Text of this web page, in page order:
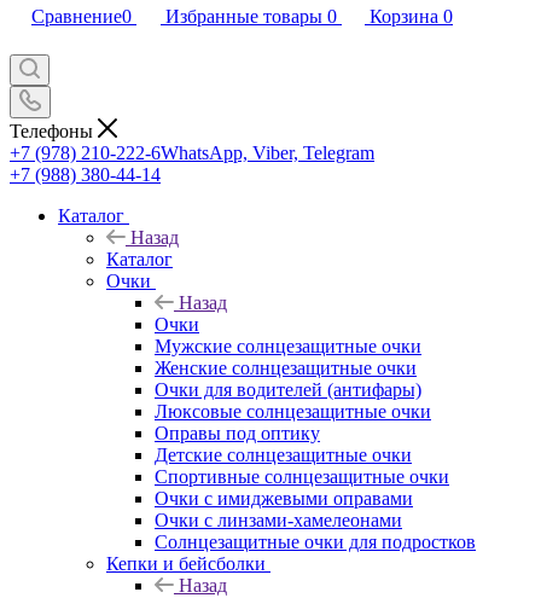
Сравнение0 Избранные товары 0 Корзина 0
Телефоны
+7 (978) 210-222-6WhatsApp, Viber, Telegram
+7 (988) 380-44-14
Каталог
Назад
Каталог
Очки
Назад
Очки
Мужские солнцезащитные очки
Женские солнцезащитные очки
Очки для водителей (антифары)
Люксовые солнцезащитные очки
Оправы под оптику
Детские солнцезащитные очки
Спортивные солнцезащитные очки
Очки с имиджевыми оправами
Очки с линзами-хамелеонами
Солнцезащитные очки для подростков
Кепки и бейсболки
Назад